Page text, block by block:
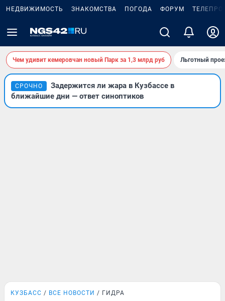
НЕДВИЖИМОСТЬ ЗНАКОМСТВА ПОГОДА ФОРУМ
Чем удивит кемеровчан новый Парк за 1,3 млрд руб Льготный
СРОЧНО
Задержится ли жара в Кузбассе в
ближайшие дни — ответ синоптиков
КУЗБАСС ВСЕ НОВОСТИ ГИДРА